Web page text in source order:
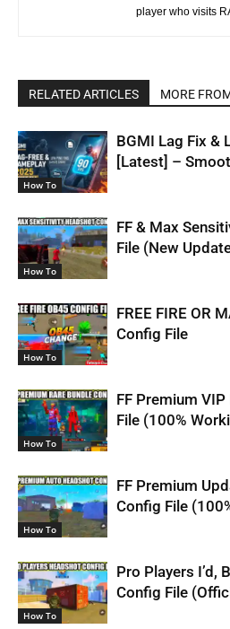
player who visits
RELATED ARTICLES MORE
How To
BGMI Lag Fix &
[Latest] –
How To
FF & Max
File (New
How To
FREE FIRE OR
Config File
How To
FF Premium
File (100%
How To
FF Premium
Config File
How To
Pro Players I’d,
Config File